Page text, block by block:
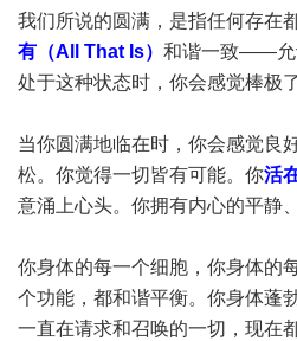
我们所说的圆满，是指任何存在
有（All That Is） 和谐一致——允
处于这种状态时，你会感觉棒极了
当你圆满地临在时，你会感觉良
松。你觉得一切皆有可能。你活
意涌上心头。你拥有内心的平静
你身体的每一个细胞，你身体的
个功能，都和谐平衡。你身体蓬
一直在请求和召唤的一切，现在